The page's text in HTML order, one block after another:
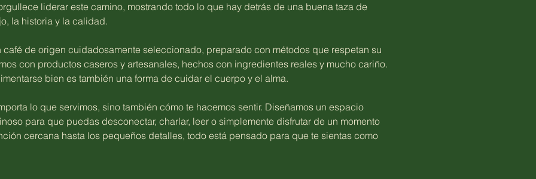
liderar este camino, mostrando todo lo que hay detrás de una buena taza de
la historia y la calidad.
de origen cuidadosamente seleccionado, preparado con métodos que respetan su
con productos caseros y artesanales, hechos con ingredientes reales y mucho cariño.
bien es también una forma de cuidar el cuerpo y el alma.
lo que servimos, sino también cómo te hacemos sentir. Diseñamos un espacio
para que puedas desconectar, charlar, leer o simplemente disfrutar de un momento
cercana hasta los pequeños detalles, todo está pensado para que te sientas como